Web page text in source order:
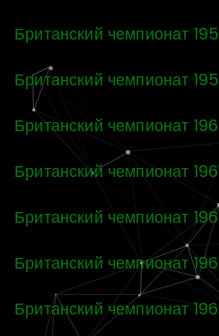
Британский чемпионат
Британский чемпионат
Британский чемпионат
Британский чемпионат
Британский чемпионат
Британский чемпионат
Британский чемпионат